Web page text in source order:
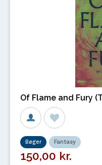
Of Flame and Fury
Bøger Fantasy
150,00 kr.